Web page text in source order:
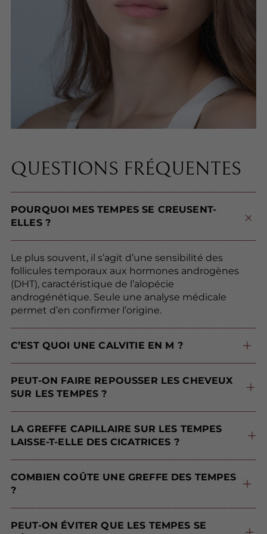
QUESTIONS FRÉQUENTES
POURQUOI MES TEMPES SE CREUSENT-
ELLES ?
Le plus souvent, il s’agit d’une sensibilité des
follicules temporaux aux hormones androgènes
(DHT), caractéristique de l’alopécie
androgénétique. Seule une analyse médicale
permet d’en confirmer l’origine.
C’EST QUOI UNE CALVITIE EN M ?
PEUT-ON FAIRE REPOUSSER LES CHEVEUX
SUR LES TEMPES ?
LA GREFFE CAPILLAIRE SUR LES TEMPES
LAISSE-T-ELLE DES CICATRICES ?
COMBIEN COÛTE UNE GREFFE DES TEMPES
?
PEUT-ON ÉVITER QUE LES TEMPES SE